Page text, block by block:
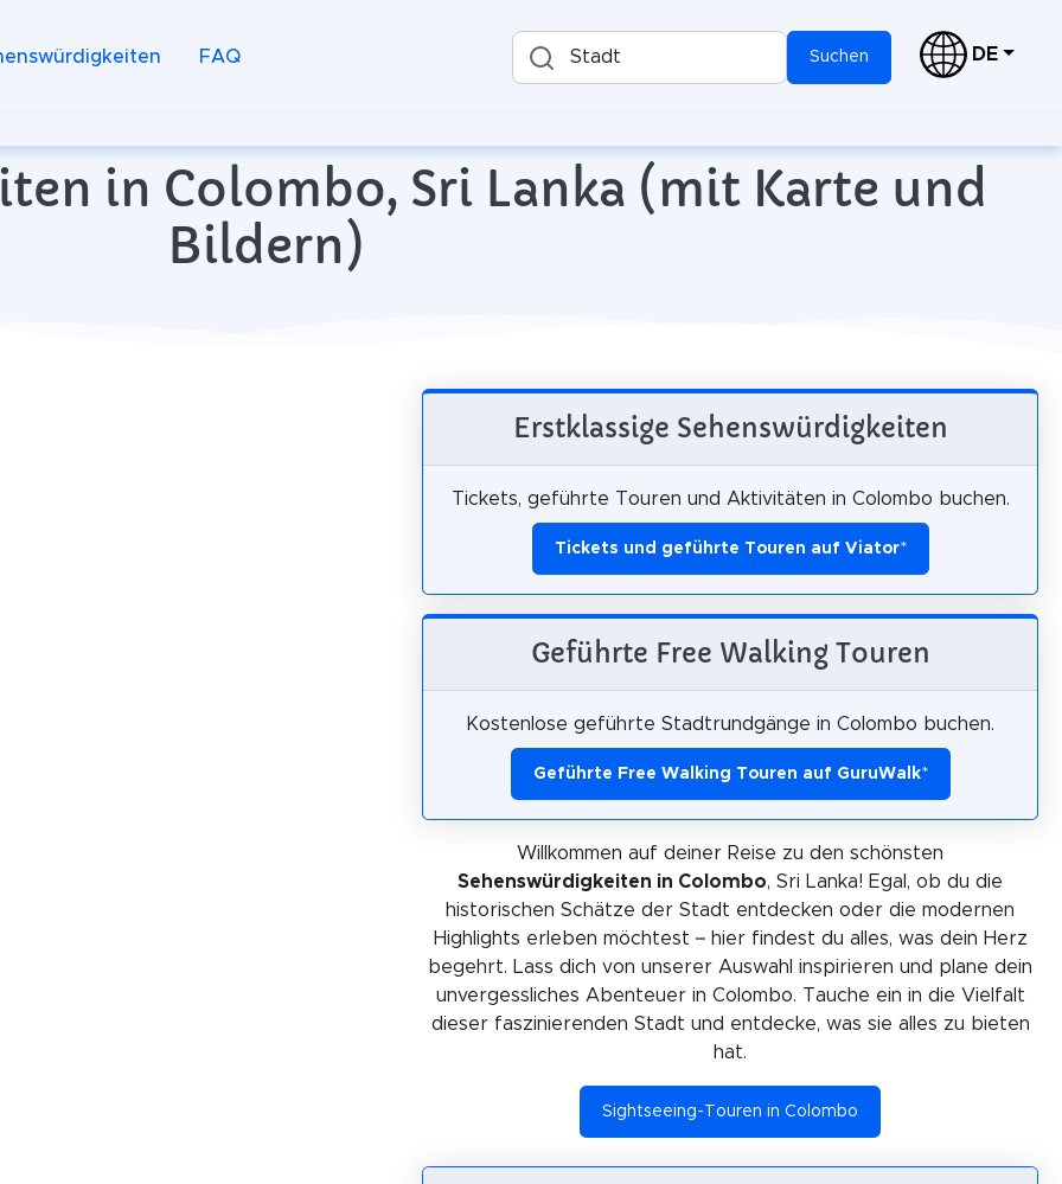
FAQ Stadt Suchen DE
in Colombo, Sri Lanka (mit Karte und
Bildern)
Erstklassige Sehenswürdigkeiten
Tickets, geführte Touren und Aktivitäten in Colombo buchen.
Tickets und geführte Touren auf Viator*
Geführte Free Walking Touren
Kostenlose geführte Stadtrundgänge in Colombo buchen.
Geführte Free Walking Touren auf GuruWalk*
Willkommen auf deiner Reise zu den schönsten
Sehenswürdigkeiten in Colombo, Sri Lanka! Egal, ob du die
historischen Schätze der Stadt entdecken oder die modernen
Highlights erleben möchtest – hier findest du alles, was dein Herz
begehrt. Lass dich von unserer Auswahl inspirieren und plane dein
unvergessliches Abenteuer in Colombo. Tauche ein in die Vielfalt
dieser faszinierenden Stadt und entdecke, was sie alles zu bieten
hat.
Sightseeing-Touren in Colombo